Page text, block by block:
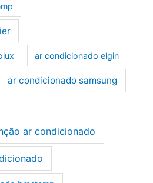
ar condicionado elgin
ar condicionado samsung
ar condicionado